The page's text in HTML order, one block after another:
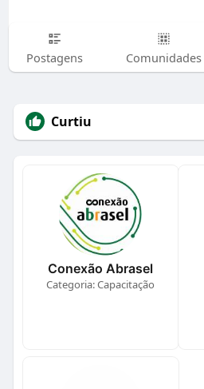
Postagens Comunidades
Curtiu
Conexão Abrasel
Categoria: Capacitação